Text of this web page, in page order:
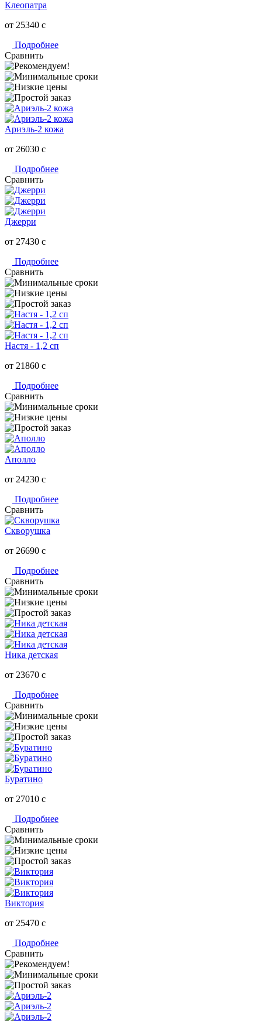
Клеопатра
от 25340 c
Подробнее
Сравнить
Ариэль-2 кожа
от 26030 c
Подробнее
Сравнить
Джерри
от 27430 c
Подробнее
Сравнить
Настя - 1,2 сп
от 21860 c
Подробнее
Сравнить
Аполло
от 24230 c
Подробнее
Сравнить
Скворушка
от 26690 c
Подробнее
Сравнить
Ника детская
от 23670 c
Подробнее
Сравнить
Буратино
от 27010 c
Подробнее
Сравнить
Виктория
от 25470 c
Подробнее
Сравнить